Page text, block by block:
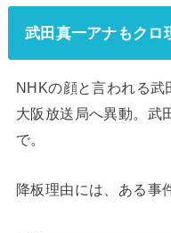
武田真一アナもクロ
NHKの顔と言われる武
大阪放送局へ異動。武
で。
降板理由には、ある事